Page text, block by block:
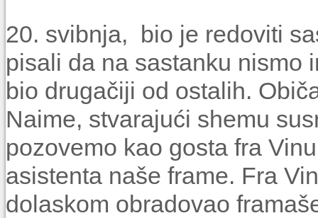
20. svibnja, bio je redoviti
pisali da na sastanku nismo
bio drugačiji od ostalih.
Naime, stvarajući shemu
pozovemo kao gosta fra
asistenta naše frame. Fra
dolaskom obradovao